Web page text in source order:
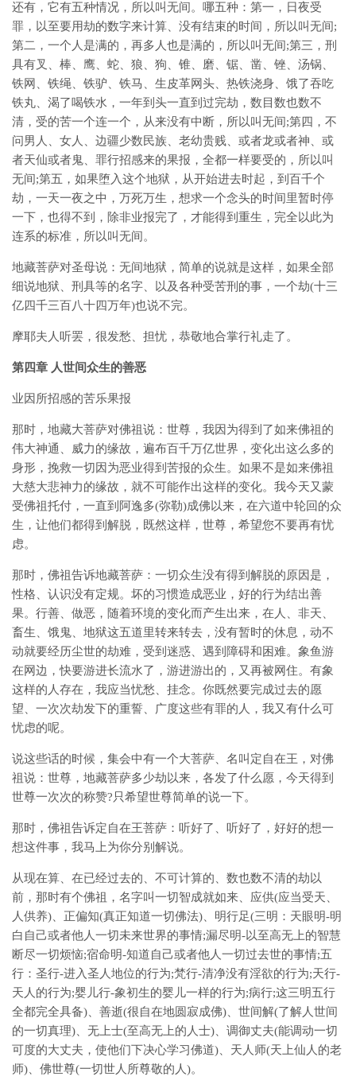
还有，它有五种情况，所以叫无间。哪五种：第一，日夜受
罪，以至要用劫的数字来计算、没有结束的时间，所以叫无间;
第二，一个人是满的，再多人也是满的，所以叫无间;第三，刑
具有叉、棒、鹰、蛇、狼、狗、锥、磨、锯、凿、锉、汤锅、
铁网、铁绳、铁驴、铁马、生皮革网头、热铁浇身、饿了吞吃
铁丸、渴了喝铁水，一年到头一直到过完劫，数目数也数不
清，受的苦一个连一个，从来没有中断，所以叫无间;第四，不
问男人、女人、边疆少数民族、老幼贵贱、或者龙或者神、或
者天仙或者鬼、罪行招感来的果报，全都一样要受的，所以叫
无间;第五，如果堕入这个地狱，从开始进去时起，到百千个
劫，一天一夜之中，万死万生，想求一个念头的时间里暂时停
一下，也得不到，除非业报完了，才能得到重生，完全以此为
连系的标准，所以叫无间。
地藏菩萨对圣母说：无间地狱，简单的说就是这样，如果全部
细说地狱、刑具等的名字、以及各种受苦刑的事，一个劫(十三
亿四千三百八十四万年)也说不完。
摩耶夫人听罢，很发愁、担忧，恭敬地合掌行礼走了。
第四章 人世间众生的善恶
业因所招感的苦乐果报
那时，地藏大菩萨对佛祖说：世尊，我因为得到了如来佛祖的
伟大神通、威力的缘故，遍布百千万亿世界，变化出这么多的
身形，挽救一切因为恶业得到苦报的众生。如果不是如来佛祖
大慈大悲神力的缘故，就不可能作出这样的变化。我今天又蒙
受佛祖托付，一直到阿逸多(弥勒)成佛以来，在六道中轮回的众
生，让他们都得到解脱，既然这样，世尊，希望您不要再有忧
虑。
那时，佛祖告诉地藏菩萨：一切众生没有得到解脱的原因是，
性格、认识没有定规。坏的习惯造成恶业，好的行为结出善
果。行善、做恶，随着环境的变化而产生出来，在人、非天、
畜生、饿鬼、地狱这五道里转来转去，没有暂时的休息，动不
动就要经历尘世的劫难，受到迷惑、遇到障碍和困难。象鱼游
在网边，快要游进长流水了，游进游出的，又再被网住。有象
这样的人存在，我应当忧愁、挂念。你既然要完成过去的愿
望、一次次劫发下的重誓、广度这些有罪的人，我又有什么可
忧虑的呢。
说这些话的时候，集会中有一个大菩萨、名叫定自在王，对佛
祖说：世尊，地藏菩萨多少劫以来，各发了什么愿，今天得到
世尊一次次的称赞?只希望世尊简单的说一下。
那时，佛祖告诉定自在王菩萨：听好了、听好了，好好的想一
想这件事，我马上为你分别解说。
从现在算、在已经过去的、不可计算的、数也数不清的劫以
前，那时有个佛祖，名字叫一切智成就如来、应供(应当受天、
人供养)、正偏知(真正知道一切佛法)、明行足(三明：天眼明-明
白自己或者他人一切未来世界的事情;漏尽明-以至高无上的智慧
断尽一切烦恼;宿命明-知道自己或者他人一切过去世的事情;五
行：圣行-进入圣人地位的行为;梵行-清净没有淫欲的行为;天行-
天人的行为;婴儿行-象初生的婴儿一样的行为;病行;这三明五行
全都完全具备)、善逝(很自在地圆寂成佛)、世间解(了解人世间
的一切真理)、无上士(至高无上的人士)、调御丈夫(能调动一切
可度的大丈夫，使他们下决心学习佛道)、天人师(天上仙人的老
师)、佛世尊(一切世人所尊敬的人)。